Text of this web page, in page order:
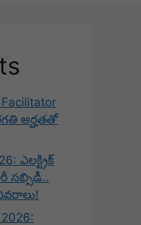
అర్హతతో
ఎలక్ట్రిక్
సబ్సిడీ..